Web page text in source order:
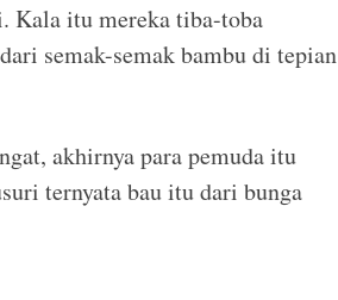
Kala itu mereka tiba-toba
semak-semak bambu di tepian
akhirnya para pemuda itu
ternyata bau itu dari bunga